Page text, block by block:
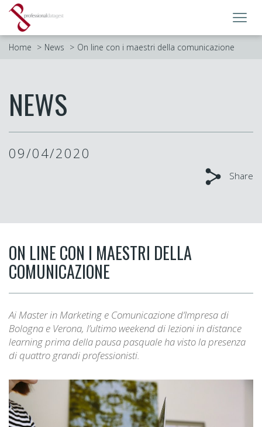
Home News On line con i maestri della comunicazione
NEWS
09/04/2020
Share
ON LINE CON I MAESTRI DELLA
COMUNICAZIONE
Ai Master in Marketing e Comunicazione d’Impresa di
Bologna e Verona, l’ultimo weekend di lezioni in distance
learning prima della pausa pasquale ha visto la presenza
di quattro grandi professionisti.